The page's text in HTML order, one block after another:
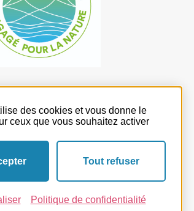
FacebookInstagram
des cookies et vous donne le
ceux que vous souhaitez activer
Tout refuser
Politique de confidentialité